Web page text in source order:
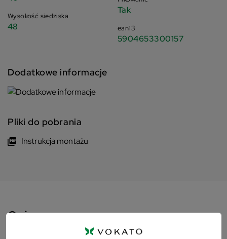
Wysokość siedziska
48
Tak
ean13
5904653300157
Dodatkowe informacje
Pliki do pobrania
Instrukcja montażu
Opis